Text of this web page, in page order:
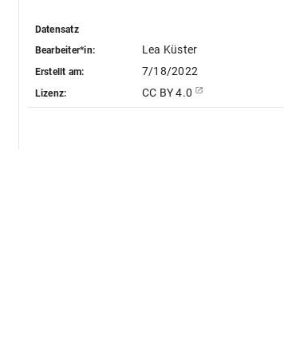
Datensatz
Bearbeiter*in:
Lea Küster
Erstellt am: 7/18/2022
Lizenz: CC BY 4.0